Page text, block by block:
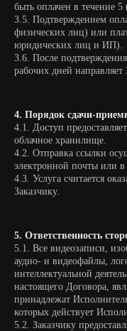
быть оплачен в течение
3.5. Подтверждением
физических лиц) или
юридических лиц и ИП).
3.6. После
рабочих дней
4. Порядок сдачи-
4.1. Доступ
облачное хранилище.
4.2. Отправка ссылки
электронной почты или в
4.3. Услуга считается
Заказчику.
5. Ответственность
5.1. Все видеозаписи,
аудио- и видеофайлы,
интеллектуальной
настоящего Договора,
принадлежат
которых действует
5.2. Заказчику